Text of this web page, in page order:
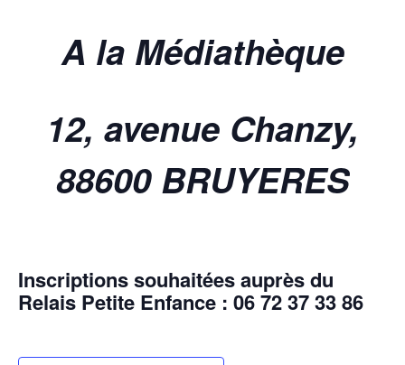
A la Médiathèque
12, avenue Chanzy,
88600 BRUYERES
Inscriptions souhaitées auprès du
Relais Petite Enfance : 06 72 37 33 86